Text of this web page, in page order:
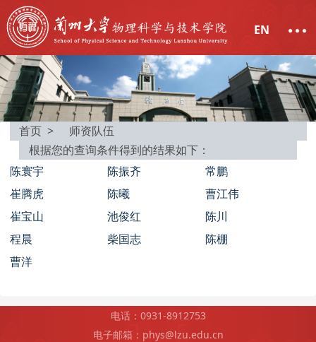
EN
首页 >
师资队伍
根据您的查询条件得到的结果如下：
陈寰宇
陈振齐
常鹏
崔腾虎
陈曦
曹江伟
崔宝山
池俊红
陈川
程晨
柴国志
陈棚
曹洋
电话：0931-8912753
电子邮箱：phys@lzu.edu.cn